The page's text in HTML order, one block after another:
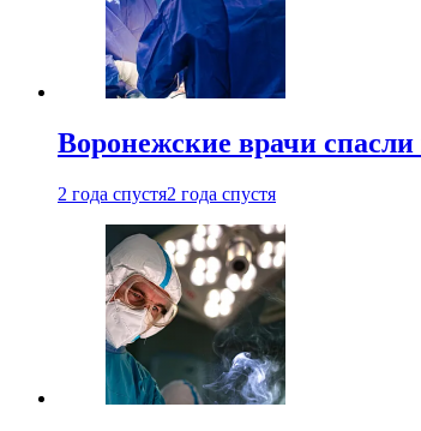
Воронежские врачи
2 года спустя2 года спустя